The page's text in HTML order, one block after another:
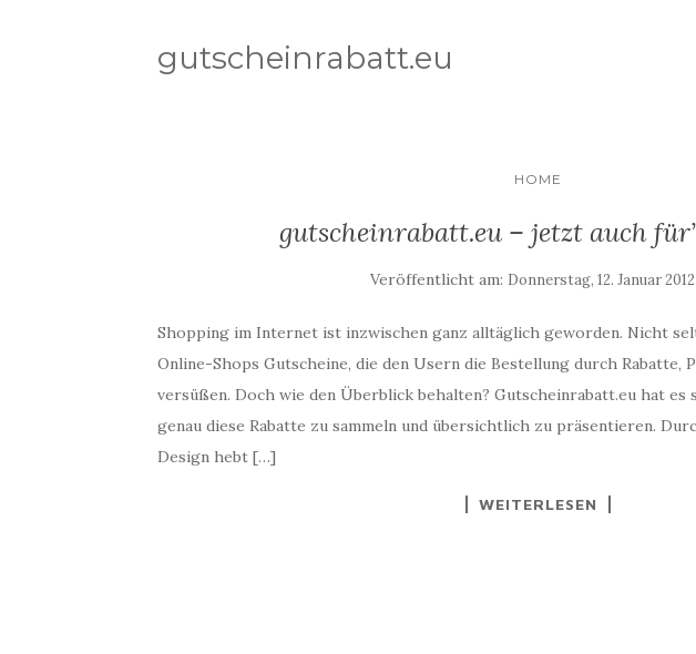
gutscheinrabatt.eu
HOME
gutscheinrabatt.eu – jetzt auch
Veröffentlicht am: Donnerstag, 12. Januar 2012
Shopping im Internet ist inzwischen ganz alltäglich geworden. Nicht
Online-Shops Gutscheine, die den Usern die Bestellung durch
versüßen. Doch wie den Überblick behalten? Gutscheinrabatt.eu hat es
genau diese Rabatte zu sammeln und übersichtlich zu präsentieren.
Design hebt […]
WEITERLESEN